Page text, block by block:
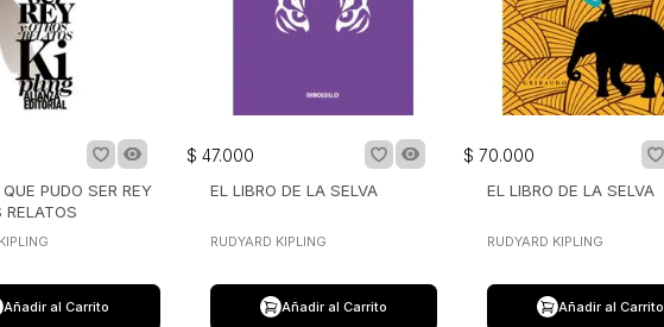
PUDO SER REY
RELATOS
Añadir al Carrito
$ 47.000
EL LIBRO DE LA SELVA
RUDYARD KIPLING
Añadir al Carrito
$ 70.000
EL LIBRO DE LA SELVA
RUDYARD KIPLING
Añadir al Carrito